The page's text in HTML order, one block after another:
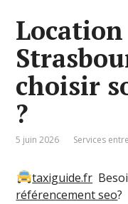
choisir
?
5 juin 2026 Services
taxiguide.fr
référencement seo?